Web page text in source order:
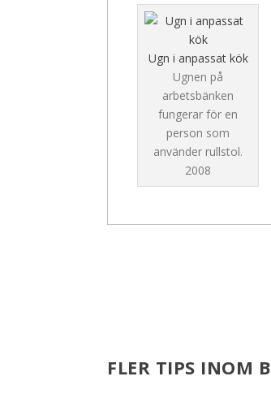
Ugn i anpassat kök
Ugnen på
arbetsbänken
fungerar för en
person som
använder rullstol.
2008
FLER TIPS INOM